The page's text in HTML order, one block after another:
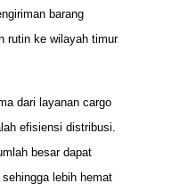
barang
rutin ke wilayah timur
dari layanan cargo
efisiensi distribusi.
besar dapat
lebih hemat